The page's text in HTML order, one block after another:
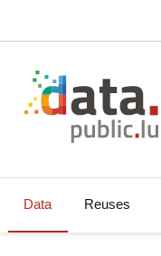
Data Reuses